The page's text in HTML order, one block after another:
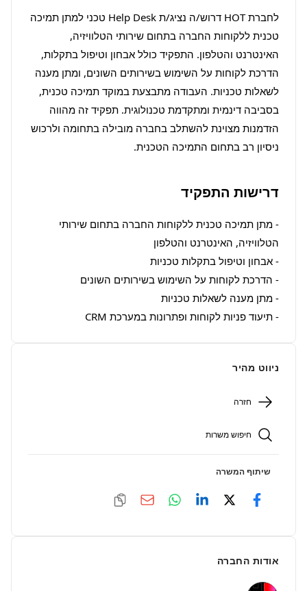
ניסיון רב בתחום התמיכה הטכנית.
דרישות התפקיד
- תיעוד פניות לקוחות ופתרונות במערכת CRM
ניווט מהיר
חזרה
חיפוש משרות
שיתוף המשרה
אודות החברה